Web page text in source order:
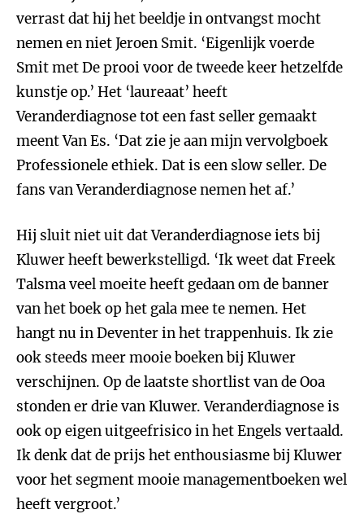
verrast dat hij het beeldje in ontvangst mocht
nemen en niet Jeroen Smit. ‘Eigenlijk voerde
Smit met De prooi voor de tweede keer hetzelfde
kunstje op.’ Het ‘laureaat’ heeft
Veranderdiagnose tot een fast seller gemaakt
meent Van Es. ‘Dat zie je aan mijn vervolgboek
Professionele ethiek. Dat is een slow seller. De
fans van Veranderdiagnose nemen het af.’
Hij sluit niet uit dat Veranderdiagnose iets bij
Kluwer heeft bewerkstelligd. ‘Ik weet dat Freek
Talsma veel moeite heeft gedaan om de banner
van het boek op het gala mee te nemen. Het
hangt nu in Deventer in het trappenhuis. Ik zie
ook steeds meer mooie boeken bij Kluwer
verschijnen. Op de laatste shortlist van de Ooa
stonden er drie van Kluwer. Veranderdiagnose is
ook op eigen uitgeefrisico in het Engels vertaald.
Ik denk dat de prijs het enthousiasme bij Kluwer
voor het segment mooie managementboeken wel
heeft vergroot.’